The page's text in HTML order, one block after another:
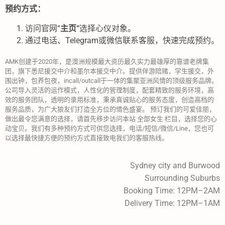
预约方式：
访问官网“主页“选择心仪对象。
通过电话、Telegram或微信联系客服，快速完成预约。
AMK创建于2020年，是澳洲规模最大资历最久实力最雄厚的靠谱老牌集
团，旗下悉尼援交中介和墨尔本援交中介。提供伴游陪赌，学生援交，外
围出钟，包养包夜，incall/outcall于一体的集聚亚洲风情的顶级服务品牌。
公司导入灵活的运作模式，人性化的管理制度，配套精致的服务环境，高
效的服务团队，透明的录用标准，秉承真诚贴心的服务态度，创造高档的
服务品质，为广大狼友们打造全方位的情色盛宴。 预订我们的可爱佳丽，
做出最令您满意的选择，请首先移步访问本站 全部女生 栏目，选择您的心
动宝贝。我们有多种预约方式可供您选择，电话/短信/微信/Line，您也可
以选择最快捷方便的预约方式直接致电我们的客服热线。
Sydney city and Burwood
Surrounding Suburbs
Booking Time: 12PM–2AM
Delivery Time: 12PM–1AM